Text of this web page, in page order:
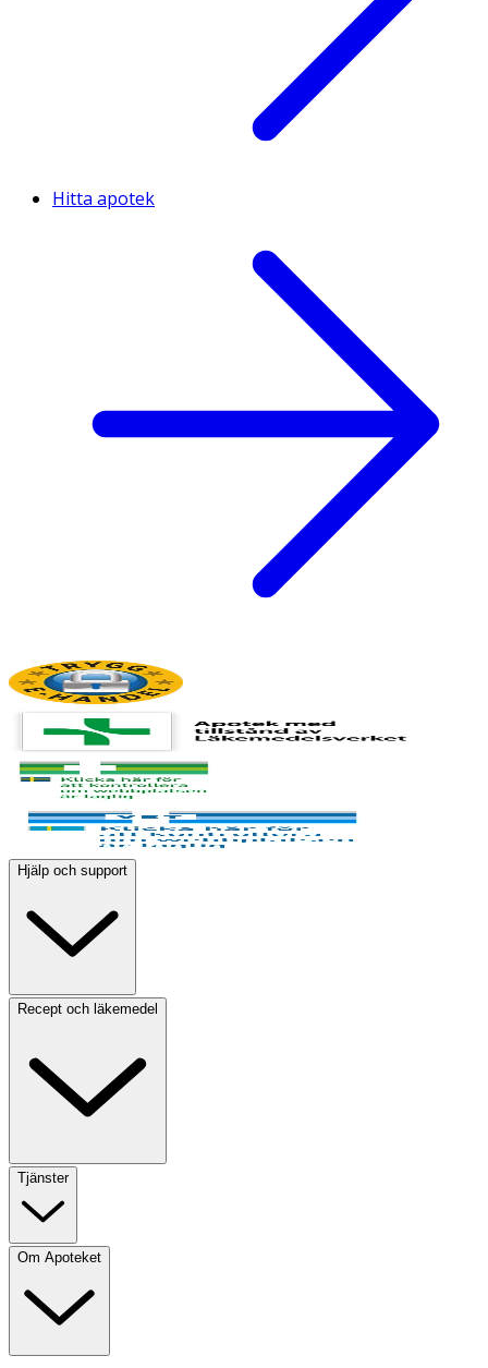
Hitta apotek
Hjälp och support
Recept och läkemedel
Tjänster
Om Apoteket